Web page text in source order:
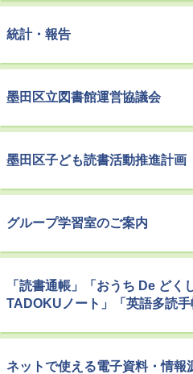
統計・報告
墨田区立図書館運営協議会
墨田区子ども読書活動推進計画
グループ学習室のご案内
「読書通帳」「おうち De どく
TADOKUノート」「英語多読
ネットで使える電子資料・情報